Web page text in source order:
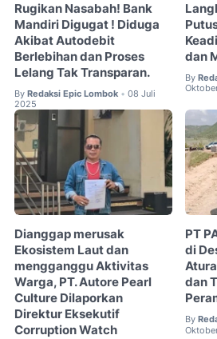
Rugikan Nasabah! Bank
Mandiri Digugat ! Diduga
Akibat Autodebit
Berlebihan dan Proses
Lelang Tak Transparan.
By Redaksi Epic Lombok • 08 Juli
2025
dan
By
Dianggap merusak
Ekosistem Laut dan
mengganggu Aktivitas
Warga, PT. Autore Pearl
Culture Dilaporkan
Direktur Eksekutif
Corruption Watch
PT
di
dan
By